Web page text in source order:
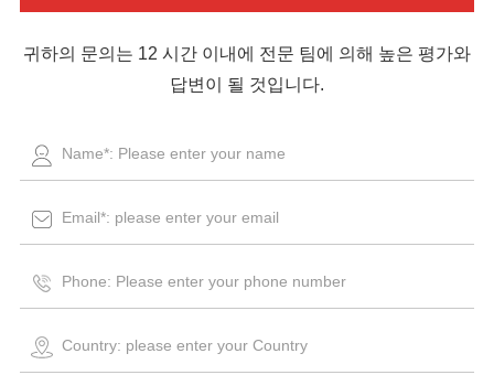
귀하의 문의는 12 시간 이내에 전문 팀에 의해 높은 평가와
답변이 될 것입니다.